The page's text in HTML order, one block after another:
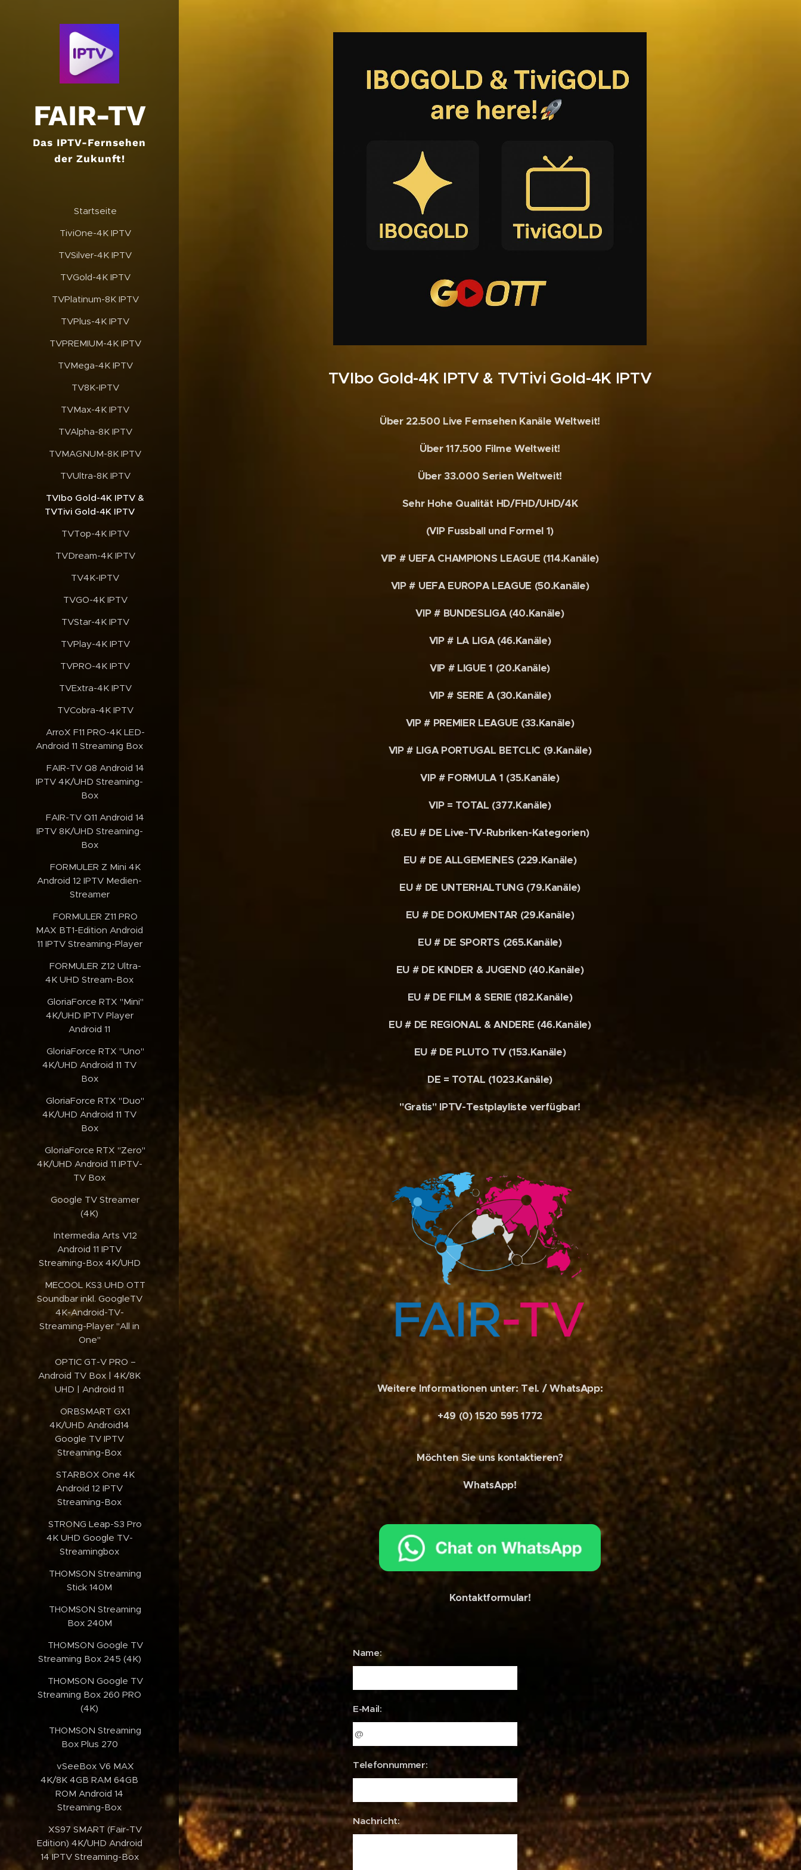
FAIR-TV
Das IPTV-Fernsehen
der Zukunft!
✔️Startseite
✔️TiviOne-4K IPTV
✔️TVSilver-4K IPTV
✔️TVGold-4K IPTV
✔️TVPlatinum-8K IPTV
✔️TVPlus-4K IPTV
✔️TVPREMIUM-4K IPTV
✔️TVMega-4K IPTV
✔️TV8K-IPTV
✔️TVMax-4K IPTV
✔️TVAlpha-8K IPTV
✔️TVMAGNUM-8K IPTV
✔️TVUltra-8K IPTV
✔️TVIbo Gold-4K IPTV &
TVTivi Gold-4K IPTV
✔️TVTop-4K IPTV
✔️TVDream-4K IPTV
✔️TV4K-IPTV
✔️TVGO-4K IPTV
✔️TVStar-4K IPTV
✔️TVPlay-4K IPTV
✔️TVPRO-4K IPTV
✔️TVExtra-4K IPTV
✔️TVCobra-4K IPTV
✔️ArroX F11 PRO-4K LED-
Android 11 Streaming Box
✔️FAIR-TV Q8 Android 14
IPTV 4K/UHD Streaming-
Box
✔️FAIR-TV Q11 Android 14
IPTV 8K/UHD Streaming-
Box
✔️FORMULER Z Mini 4K
Android 12 IPTV Medien-
Streamer
✔️FORMULER Z11 PRO
MAX BT1-Edition Android
11 IPTV Streaming-Player
✔️FORMULER Z12 Ultra-
4K UHD Stream-Box
✔️GloriaForce RTX "Mini"
4K/UHD IPTV Player
Android 11
✔️GloriaForce RTX "Uno"
4K/UHD Android 11 TV
Box
✔️GloriaForce RTX "Duo"
4K/UHD Android 11 TV
Box
✔️GloriaForce RTX "Zero"
4K/UHD Android 11 IPTV-
TV Box
✔️Google TV Streamer
(4K)
✔️Intermedia Arts V12
Android 11 IPTV
Streaming-Box 4K/UHD
✔️MECOOL KS3 UHD OTT
Soundbar inkl. GoogleTV
4K-Android-TV-
Streaming-Player "All in
One"
✔️OPTIC GT-V PRO –
Android TV Box | 4K/8K
UHD | Android 11
✔️ORBSMART GX1
4K/UHD Android14
Google TV IPTV
Streaming-Box
✔️STARBOX One 4K
Android 12 IPTV
Streaming-Box
✔️STRONG Leap-S3 Pro
4K UHD Google TV-
Streamingbox
✔️THOMSON Streaming
Stick 140M
✔️THOMSON Streaming
Box 240M
✔️THOMSON Google TV
Streaming Box 245 (4K)
✔️THOMSON Google TV
Streaming Box 260 PRO
(4K)
✔️THOMSON Streaming
Box Plus 270
✔️vSeeBox V6 MAX
4K/8K 4GB RAM 64GB
ROM Android 14
Streaming-Box
✔️XS97 SMART (Fair-TV
Edition) 4K/UHD Android
14 IPTV Streaming-Box
TVIbo Gold-4K IPTV & TVTivi Gold-4K IPTV
Über 22.500 Live Fernsehen Kanäle Weltweit!
Über 117.500 Filme Weltweit!
Über 33.000 Serien Weltweit!
Sehr Hohe Qualität HD/FHD/UHD/4K
(VIP Fussball und Formel 1)
VIP # UEFA CHAMPIONS LEAGUE (114.Kanäle)
VIP # UEFA EUROPA LEAGUE (50.Kanäle)
VIP # BUNDESLIGA (40.Kanäle)
VIP # LA LIGA (46.Kanäle)
VIP # LIGUE 1 (20.Kanäle)
VIP # SERIE A (30.Kanäle)
VIP # PREMIER LEAGUE (33.Kanäle)
VIP # LIGA PORTUGAL BETCLIC (9.Kanäle)
VIP # FORMULA 1 (35.Kanäle)
VIP = TOTAL (377.Kanäle)
(8.EU # DE Live-TV-Rubriken-Kategorien)
EU # DE ALLGEMEINES (229.Kanäle)
EU # DE UNTERHALTUNG (79.Kanäle)
EU # DE DOKUMENTAR (29.Kanäle)
EU # DE SPORTS (265.Kanäle)
EU # DE KINDER & JUGEND (40.Kanäle)
EU # DE FILM & SERIE (182.Kanäle)
EU # DE REGIONAL & ANDERE (46.Kanäle)
EU # DE PLUTO TV (153.Kanäle)
DE = TOTAL (1023.Kanäle)
"Gratis" IPTV-Testplayliste verfügbar!
Weitere Informationen unter: Tel. / WhatsApp:
+49 (0) 1520 595 1772
Möchten Sie uns kontaktieren?
WhatsApp!
Kontaktformular!
Name:
E-Mail:
Telefonnummer:
Nachricht: